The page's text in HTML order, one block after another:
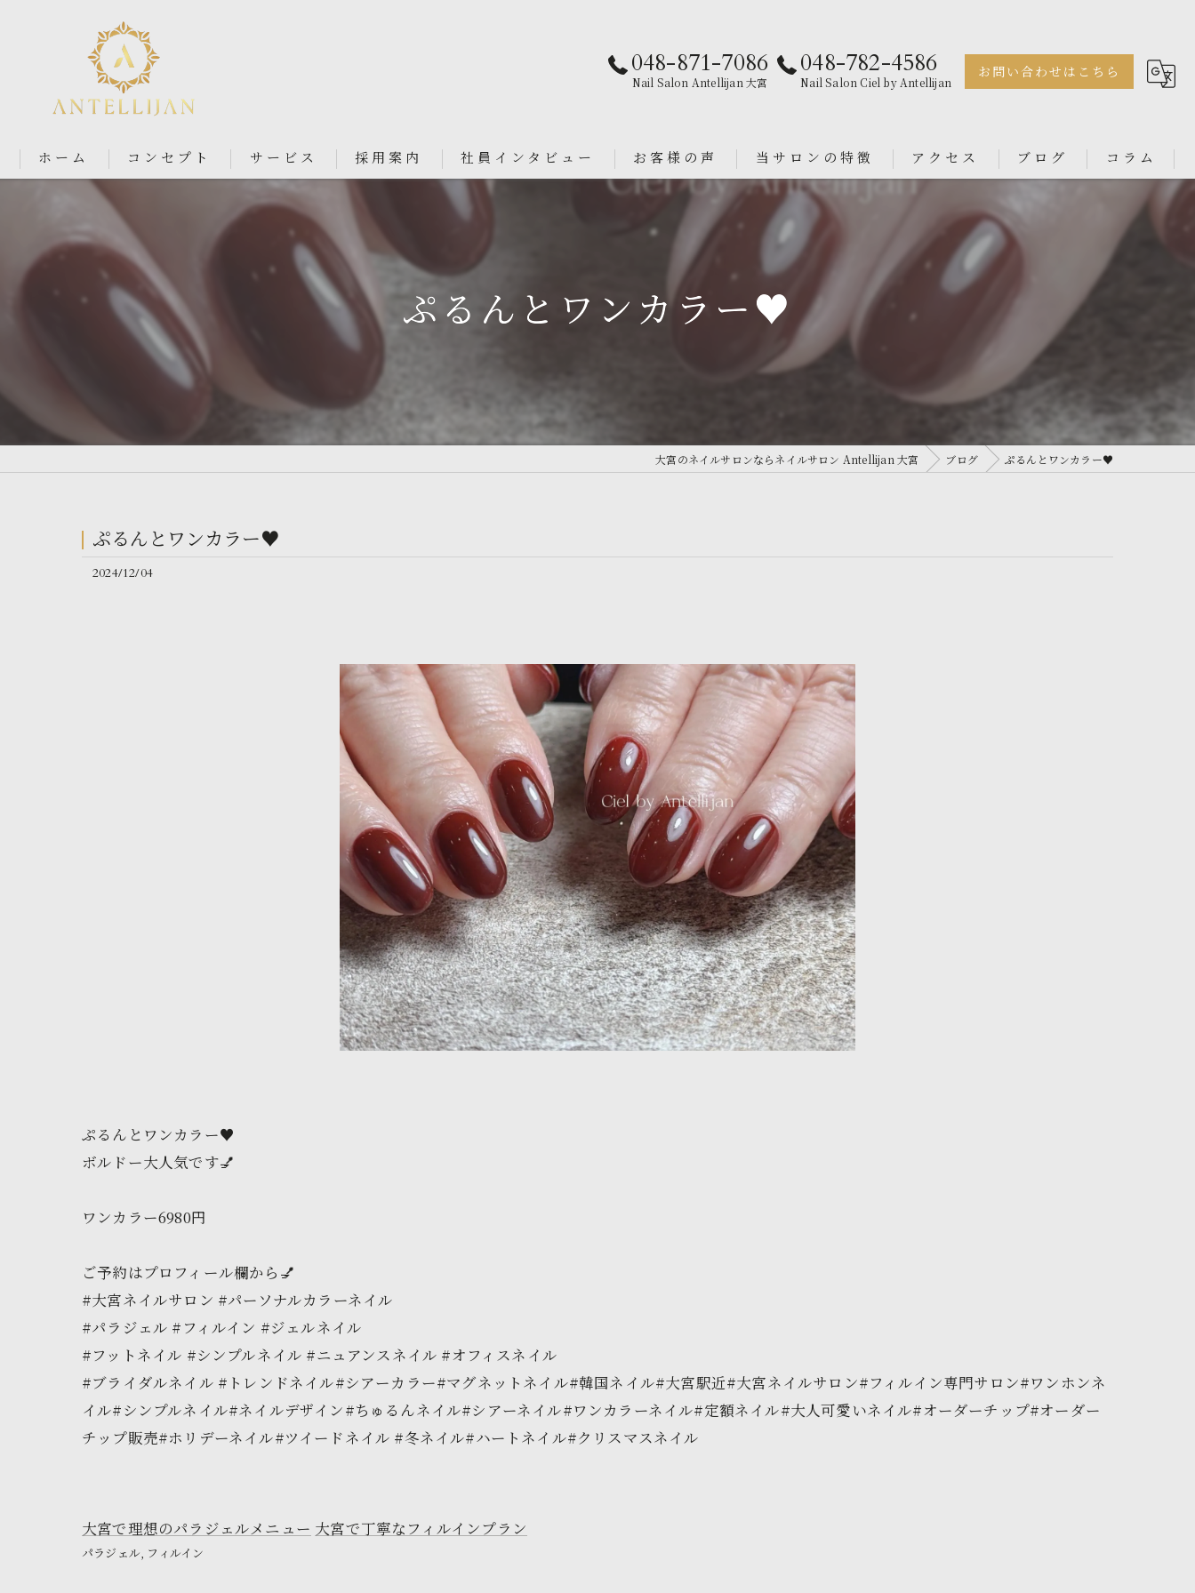
048-871-7086
Nail Salon Antellijan 大宮
048-782-4586
Nail Salon Ciel by Antellijan
お問い合わせはこちら
ホーム コンセプト サービス
Nail Salon Antellijan 大宮
Nail Salon Ciel By Antellijan
採用案内 社員インタビュー お客様の声 当サロンの特徴
パラジェル
シンプル
ニュアンス
フィルイン
アクセス
Nail Salon Antellijan 大宮
Nail Salon Ciel By Antellijan
ブログ コラム
ぷるんとワンカラー♥️
大宮のネイルサロンならネイルサロン Antellijan 大宮 ブログ ぷるんとワンカラー♥️
ぷるんとワンカラー♥️
2024/12/04
ぷるんとワンカラー♥️
ボルドー大人気です💅
ワンカラー6980円
ご予約はプロフィール欄から💅
#大宮ネイルサロン #パーソナルカラーネイル
#パラジェル #フィルイン #ジェルネイル
#フットネイル #シンプルネイル #ニュアンスネイル #オフィスネイル
#ブライダルネイル #トレンドネイル#シアーカラー#マグネットネイル#韓国ネイル#大宮駅近#大宮ネイルサロン#フィルイン専門サロン#ワンホンネ
イル#シンプルネイル#ネイルデザイン#ちゅるんネイル#シアーネイル#ワンカラーネイル#定額ネイル#大人可愛いネイル#オーダーチップ#オーダー
チップ販売#ホリデーネイル#ツイードネイル #冬ネイル#ハートネイル#クリスマスネイル
大宮で理想のパラジェルメニュー 大宮で丁寧なフィルインプラン
パラジェル フィルイン